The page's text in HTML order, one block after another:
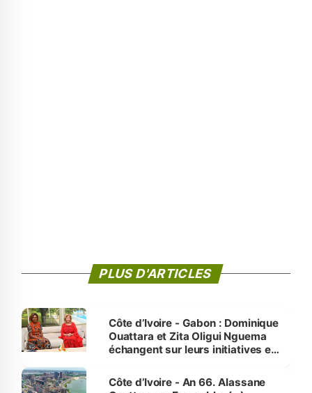
PLUS D'ARTICLES
Côte d’Ivoire - Gabon : Dominique
Ouattara et Zita Oligui Nguema
échangent sur leurs initiatives en
enfants
Côte d’Ivoire - An 66. Alassane